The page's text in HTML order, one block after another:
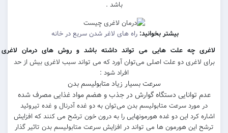
بیشتر بخوانید:راه های لاغر شدن سریع در خانه
علت هایی می تواند داشته باشد و روش های درمان لاغری کدامند ؟
دو علت اصلی می‌توان آورد که می تواند سبب لاغری بیش از حد
افراد شود :
سرعت بسیار زیاد متابولیسم بدن
توانایی دستگاه گوارش در جذب و هضم مواد غذایی مصرف شده
سرعت متابولیسم بدن می‌توان به دو غده آدرنال و غده تیروئید
کرد این دو غده هورمونهایی را به درون خون ترشح می کنند که افزایش
هورمون ها می تواند در افزایش سرعت متابولیسم بدن تاثیر گذار